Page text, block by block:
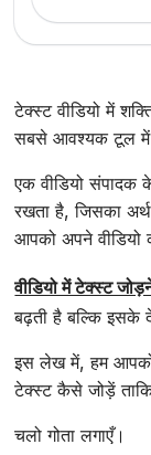
टेक्स्ट वीडियो में
सबसे आवश्यक टूल
एक वीडियो संपादक
रखता है, जिसका
आपको अपने वीडियो
वीडियो में टेक्स्ट
बढ़ती है बल्कि इसके
इस लेख में, हम आपको
टेक्स्ट कैसे जोड़ें
चलो गोता लगाएँ।